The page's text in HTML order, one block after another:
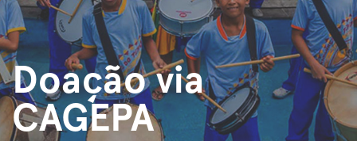
Doação via
CAGEPA